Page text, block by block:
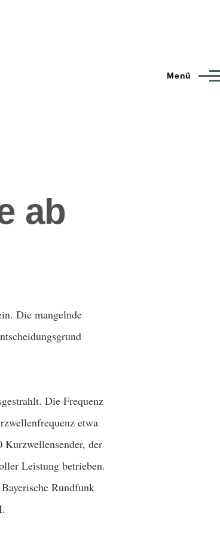
Menü
ab
Die mangelnde
Die Frequenz
etwa
der
Leistung betrieben.
Rundfunk